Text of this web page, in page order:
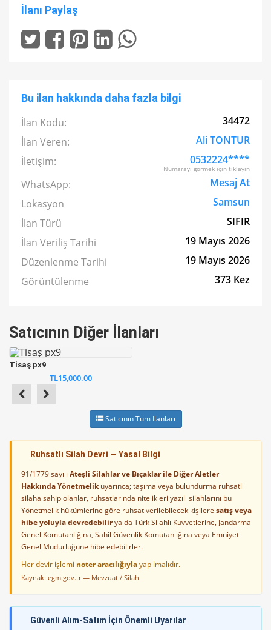
İlanı Paylaş
Bu ilan hakkında daha fazla bilgi
İlan Kodu:
34472
İlan Veren:
Ali TONTUR
İletişim:
0532224****
Numarayı görmek için tıklayın
WhatsApp:
Mesaj At
Lokasyon
Samsun
İlan Türü
SIFIR
İlan Veriliş Tarihi
19 Mayıs 2026
Düzenlenme Tarihi
19 Mayıs 2026
Görüntülenme
373 Kez
Satıcının Diğer İlanları
Tisaş px9
TL15,000.00
Satıcının Tüm İlanları
Ruhsatlı Silah Devri — Yasal Bilgi
91/1779 sayılı Ateşli Silahlar ve Bıçaklar ile Diğer Aletler
Hakkında Yönetmelikuyarınca; taşıma veya bulundurma ruhsatlı
silaha sahip olanlar, ruhsatlarında nitelikleri yazılı silahlarını bu
Yönetmelik hükümlerine göre ruhsat verilebilecek kişilere satış veya
hibe yoluyla devredebilirya da Türk Silahlı Kuvvetlerine, Jandarma
Genel Komutanlığına, Sahil Güvenlik Komutanlığına veya Emniyet
Genel Müdürlüğüne hibe edebilirler.
Her devir işlemi noter aracılığıylayapılmalıdır.
Kaynak: egm.gov.tr — Mevzuat / Silah
Güvenli Alım-Satım İçin Önemli Uyarılar